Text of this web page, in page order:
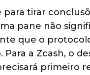
para tirar
pane não
que o
a Zcash, o
primeiro